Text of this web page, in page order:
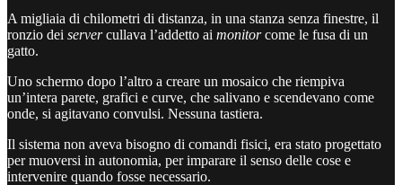
A migliaia di chilometri di distanza, in una stanza senza finestre, il
ronzio dei servercullava l’addetto ai monitorcome le fusa di un
gatto.
Uno schermo dopo l’altro a creare un mosaico che riempiva
un’intera parete, grafici e curve, che salivano e scendevano come
onde, si agitavano convulsi. Nessuna tastiera.
Il sistema non aveva bisogno di comandi fisici, era stato progettato
per muoversi in autonomia, per imparare il senso delle cose e
intervenire quando fosse necessario.